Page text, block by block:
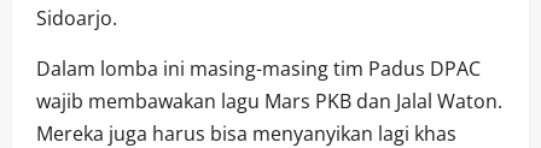
Sidoarjo.
Dalam lomba ini masing-masing tim Padus DPAC
wajib membawakan lagu Mars PKB dan Jalal Waton.
Mereka juga harus bisa menyanyikan lagi khas